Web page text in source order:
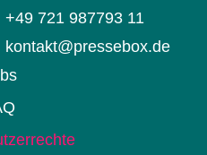
+49 721 987793 11
kontakt@pressebox.de